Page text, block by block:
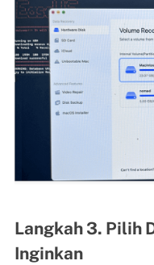
Langkah 3. Pilih
Inginkan